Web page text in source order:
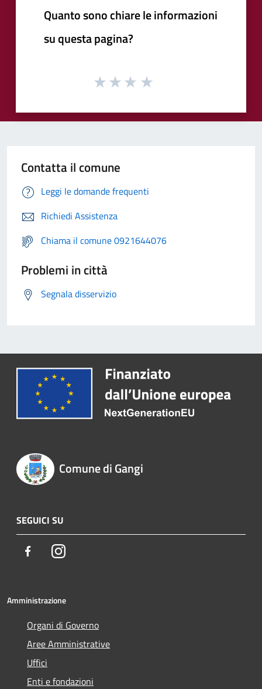
Quanto sono chiare le informazioni
su questa pagina?
Contatta il comune
Leggi le domande frequenti
Richiedi Assistenza
Chiama il comune 0921644076
Problemi in città
Segnala disservizio
Comune di Gangi
SEGUICI SU
FacebookInstagram
Amministrazione
Organi di Governo
Aree Amministrative
Uffici
Enti e fondazioni